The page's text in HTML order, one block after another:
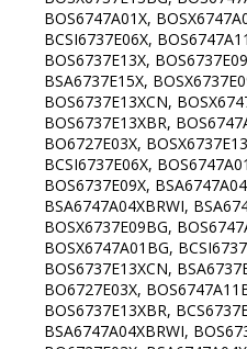
BOS6747A01X,
BCSI6737E06X,
BOS6737E13X,
BSA6737E15X,
BOS6737E13XCN,
BOS6737E13XBR,
BO6727E03X,
BCSI6737E06X,
BOS6737E09X,
BSA6747A04XBRWI,
BOSX6737E09BG,
BOSX6747A01BG,
BOS6737E13XCN,
BO6727E03X,
BOS6737E13XBR,
BSA6747A04XBRWI,